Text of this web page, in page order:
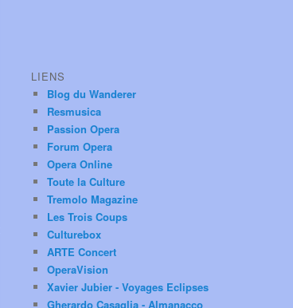
LIENS
Blog du Wanderer
Resmusica
Passion Opera
Forum Opera
Opera Online
Toute la Culture
Tremolo Magazine
Les Trois Coups
Culturebox
ARTE Concert
OperaVision
Xavier Jubier - Voyages Eclipses
Gherardo Casaglia - Almanacco